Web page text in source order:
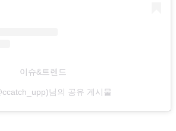
이슈&트렌드
님의 공유 게시물